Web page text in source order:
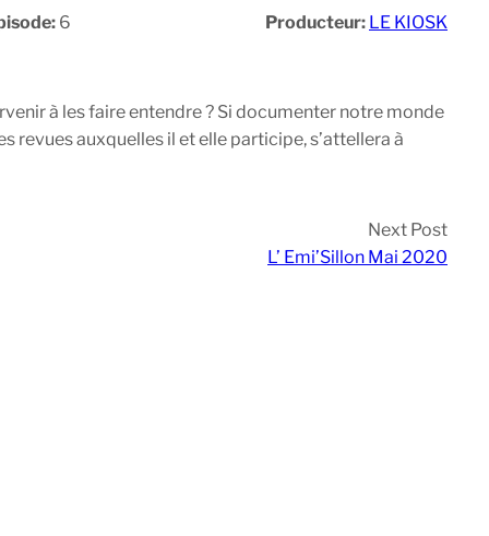
6 Producteur: LE KIOSK
à les faire entendre ? Si documenter notre monde
revues auxquelles il et elle participe, s’attellera à
Next Post
L’ Emi’Sillon Mai 2020